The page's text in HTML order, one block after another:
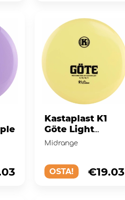
Kastaplast K1
Göte Light
Yellow
Midrange
OSTA! €19.03